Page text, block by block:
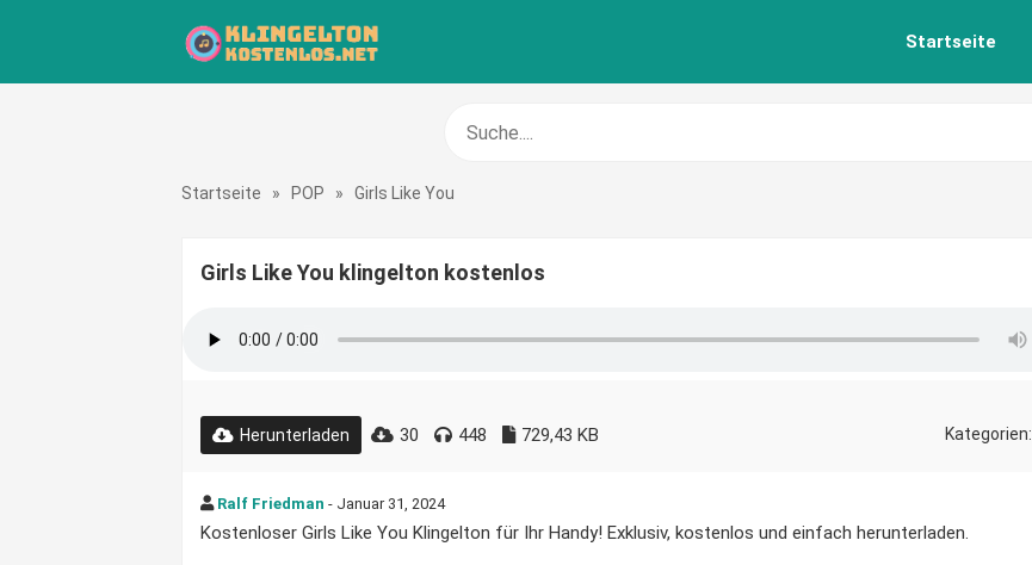
Startseite
Startseite » POP » Girls Like You
Girls Like You klingelton kostenlos
Herunterladen 30 448 729,43 KB Kategorien:
Ralf Friedman - Januar 31, 2024
Kostenloser Girls Like You Klingelton für Ihr Handy! Exklusiv, kostenlos und einfach herunterladen.